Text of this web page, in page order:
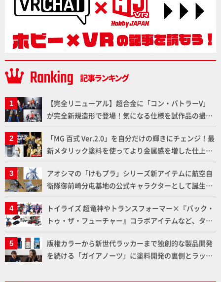
【完全リニューアル】超合金に「コン・バトラーV」
が完全新規造形で登場！気になる仕様を試作品の撮り
下ろしでご紹介!!さらに「大鉄人17」＆「ワンエイ
ト」セット情報もお届け！【超合金の魂】
「MG 百式 Ver.2.0」を自分だけの輝きにチェンジ！最
新メタリック塗料を使ってより金属感を増した仕上が
りに!!【試し読み】
アオシマの「けもプラ」シリーズ新アイテムに航空自
衛隊御前崎分屯基地の公式キャラクターとして誕生し
た「おまねこ」が着任！けもプラ公式サイト限定版と
通常版の2ラインで発売！
トイライズ 超竜神やトランスフォーマー×『バック・
トゥ・ザ・フューチャー』コラボアイテムなど、タカ
ラトミーの注目アイテムをチェック!!【タカラトミー
NEWITEM】
版権カラーから新世代ラッカーまで独創的な製品開発
を続ける「ガイアノーツ」に塗料開発の裏側とラッカ